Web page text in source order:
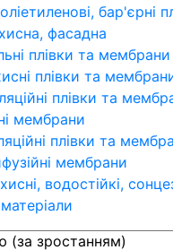
бар'єрні
фасадна
плівки та мембрани
плівки та
плівки та
мембрани
плівки та
мембрани
водостійкі,